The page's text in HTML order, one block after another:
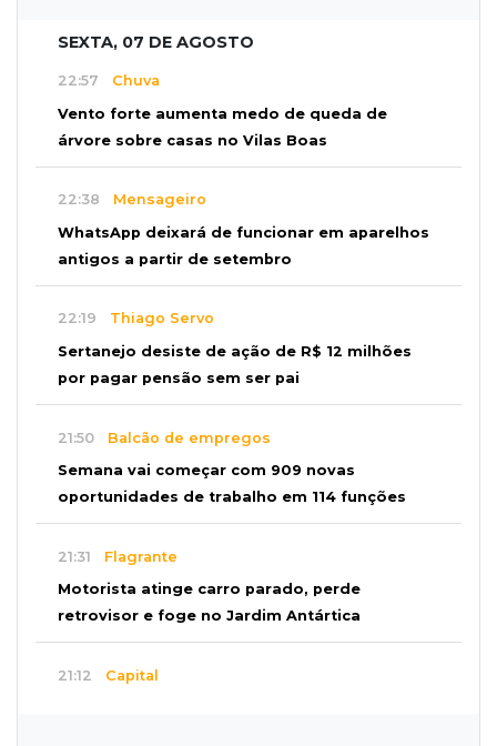
SEXTA, 07 DE AGOSTO
22:57 Chuva
Vento forte aumenta medo de queda de
árvore sobre casas no Vilas Boas
22:38 Mensageiro
WhatsApp deixará de funcionar em aparelhos
antigos a partir de setembro
22:19 Thiago Servo
Sertanejo desiste de ação de R$ 12 milhões
por pagar pensão sem ser pai
21:50 Balcão de empregos
Semana vai começar com 909 novas
oportunidades de trabalho em 114 funções
21:31 Flagrante
Motorista atinge carro parado, perde
retrovisor e foge no Jardim Antártica
21:12 Capital